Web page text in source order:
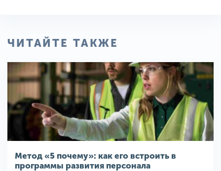
ЧИТАЙТЕ ТАКЖЕ
Метод «5 почему»: как его встроить в
программы развития персонала